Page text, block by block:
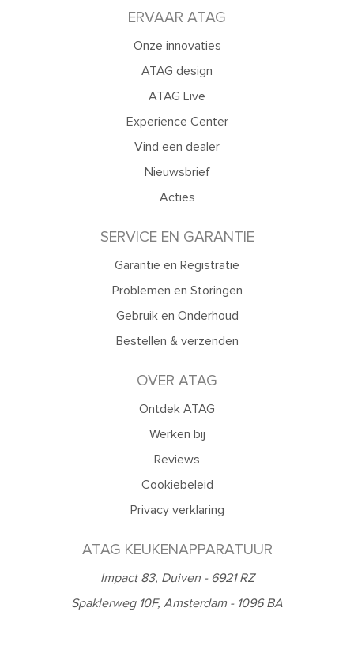
ERVAAR ATAG
Onze innovaties
ATAG design
ATAG Live
Experience Center
Vind een dealer
Nieuwsbrief
Acties
SERVICE EN GARANTIE
Garantie en Registratie
Problemen en Storingen
Gebruik en Onderhoud
Bestellen & verzenden
OVER ATAG
Ontdek ATAG
Werken bij
Reviews
Cookiebeleid
Privacy verklaring
ATAG KEUKENAPPARATUUR
Impact 83, Duiven - 6921 RZ
Spaklerweg 10F, Amsterdam - 1096 BA